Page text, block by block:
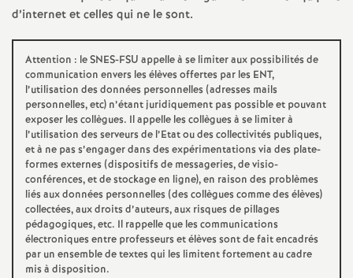
d’internet et celles qui ne le sont.
Attention : le SNES-FSU appelle à se limiter aux possibilités de
communication envers les élèves offertes par les ENT,
l’utilisation des données personnelles (adresses mails
personnelles, etc) n’étant juridiquement pas possible et pouvant
exposer les collègues. Il appelle les collègues à se limiter à
l’utilisation des serveurs de l’Etat ou des collectivités publiques,
et à ne pas s’engager dans des expérimentations via des plate-
formes externes (dispositifs de messageries, de visio-
conférences, et de stockage en ligne), en raison des problèmes
liés aux données personnelles (des collègues comme des élèves)
collectées, aux droits d’auteurs, aux risques de pillages
pédagogiques, etc. Il rappelle que les communications
électroniques entre professeurs et élèves sont de fait encadrés
par un ensemble de textes qui les limitent fortement au cadre
mis à disposition.